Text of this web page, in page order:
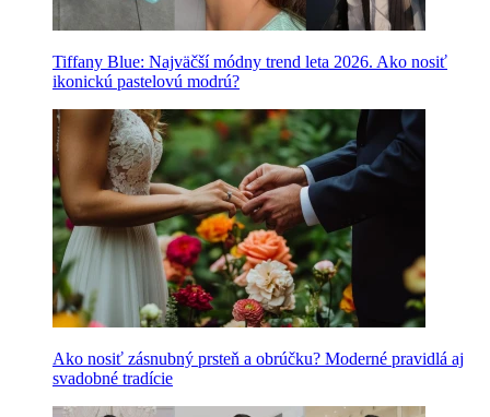
Tiffany Blue: Najväčší módny trend leta 2026. Ako nosiť
ikonickú pastelovú modrú?
Ako nosiť zásnubný prsteň a obrúčku? Moderné pravidlá aj
svadobné tradície